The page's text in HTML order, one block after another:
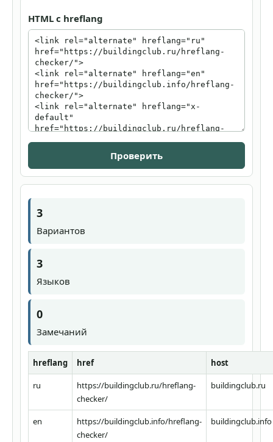
HTML с hreflang
Проверить
3
Вариантов
3
Языков
0
Замечаний
hreflang href host
ru
https://buildingclub.ru/hreflang-
checker/
buildingclub.ru
en
https://buildingclub.info/hreflang-
checker/
buildingclub.info